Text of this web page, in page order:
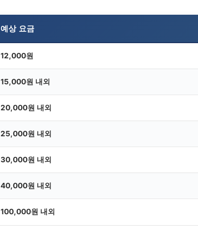
예상 요금
12,000원
15,000원 내외
20,000원 내외
25,000원 내외
30,000원 내외
40,000원 내외
100,000원 내외